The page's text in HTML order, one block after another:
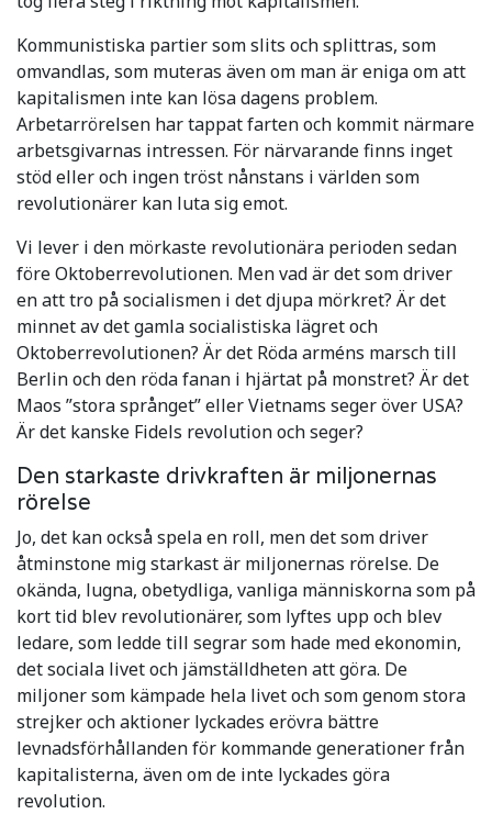
Kommunistiska partier som slits och splittras, som
omvandlas, som muteras även om man är eniga om att
kapitalismen inte kan lösa dagens problem.
Arbetarrörelsen har tappat farten och kommit närmare
arbetsgivarnas intressen. För närvarande finns inget
stöd eller och ingen tröst nånstans i världen som
revolutionärer kan luta sig emot.
Vi lever i den mörkaste revolutionära perioden sedan
före Oktoberrevolutionen. Men vad är det som driver
en att tro på socialismen i det djupa mörkret? Är det
minnet av det gamla socialistiska lägret och
Oktoberrevolutionen? Är det Röda arméns marsch till
Berlin och den röda fanan i hjärtat på monstret? Är det
Maos ”stora språnget” eller Vietnams seger över USA?
Är det kanske Fidels revolution och seger?
Den starkaste drivkraften är miljonernas
rörelse
Jo, det kan också spela en roll, men det som driver
åtminstone mig starkast är miljonernas rörelse. De
okända, lugna, obetydliga, vanliga människorna som på
kort tid blev revolutionärer, som lyftes upp och blev
ledare, som ledde till segrar som hade med ekonomin,
det sociala livet och jämställdheten att göra. De
miljoner som kämpade hela livet och som genom stora
strejker och aktioner lyckades erövra bättre
levnadsförhållanden för kommande generationer från
kapitalisterna, även om de inte lyckades göra
revolution.